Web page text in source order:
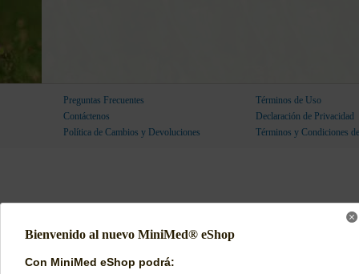
Preguntas Frecuentes
Contáctenos
Política de Cambios y Devoluciones
Términos de Uso
Declaración de Privacidad
Términos y Condiciones
Bienvenido al nuevo MiniMed® eShop
Con MiniMed eShop podrá: